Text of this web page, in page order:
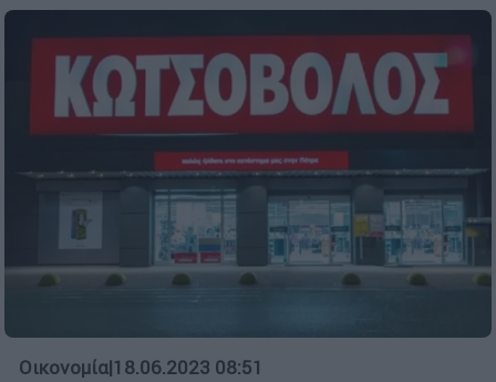
Οικονομία|18.06.2023 08:51